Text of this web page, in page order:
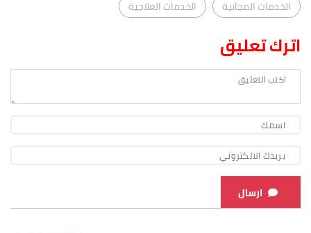
الخدمات المجانية
الخدمات العلاجية
اترك تعليق
ارسال